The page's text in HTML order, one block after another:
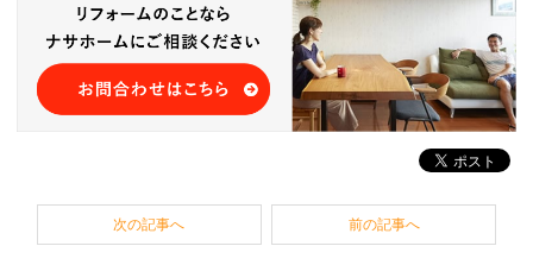
次の記事へ 前の記事へ